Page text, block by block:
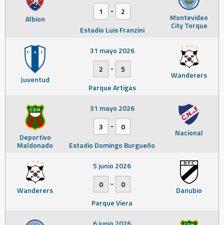
Albion Montevideo
City Torque
1
-
2
Estadio Luis Franzini
Juventud Wanderers
31 mayo 2026
2
-
5
Parque Artigas
Deportivo
Maldonado
Nacional
31 mayo 2026
3
-
0
Estadio Domingo Burgueño
Wanderers Danubio
5 junio 2026
0
-
0
Parque Viera